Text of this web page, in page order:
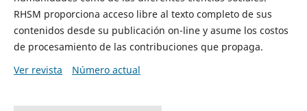
RHSM proporciona acceso libre al texto completo de sus
contenidos desde su publicación on-line y asume los costos
de procesamiento de las contribuciones que propaga.
Ver revista
Número actual